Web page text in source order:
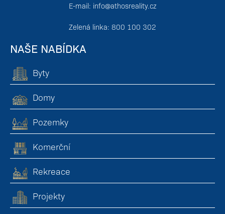
E-mail: info@athosreality.cz
Zelená linka: 800 100 302
NAŠE NABÍDKA
Byty
Domy
Pozemky
Komerční
Rekreace
Projekty